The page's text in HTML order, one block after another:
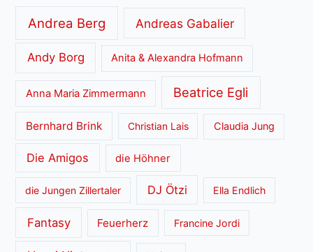
Andrea Berg Andreas Gabalier
Andy Borg Anita & Alexandra Hofmann
Anna Maria Zimmermann Beatrice Egli
Bernhard Brink Christian Lais Claudia Jung
Die Amigos die Höhner
die Jungen Zillertaler DJ Ötzi Ella Endlich
Fantasy Feuerherz Francine Jordi